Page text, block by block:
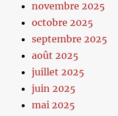
novembre 2025
octobre 2025
septembre 2025
août 2025
juillet 2025
juin 2025
mai 2025